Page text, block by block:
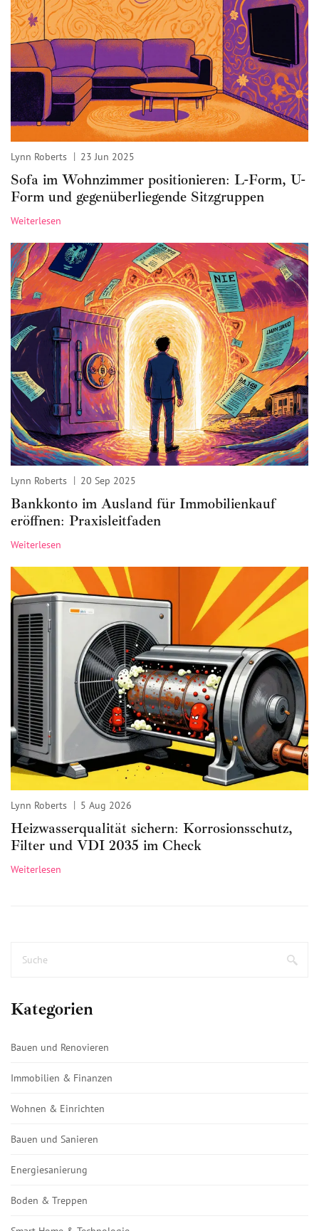
Lynn Roberts 23 Jun 2025
Sofa im Wohnzimmer positionieren: L-Form, U-
Form und gegenüberliegende Sitzgruppen
Weiterlesen
Lynn Roberts 20 Sep 2025
Bankkonto im Ausland für Immobilienkauf
eröffnen: Praxisleitfaden
Weiterlesen
Lynn Roberts 5 Aug 2026
Heizwasserqualität sichern: Korrosionsschutz,
Filter und VDI 2035 im Check
Weiterlesen
Kategorien
Bauen und Renovieren
Immobilien & Finanzen
Wohnen & Einrichten
Bauen und Sanieren
Energiesanierung
Boden & Treppen